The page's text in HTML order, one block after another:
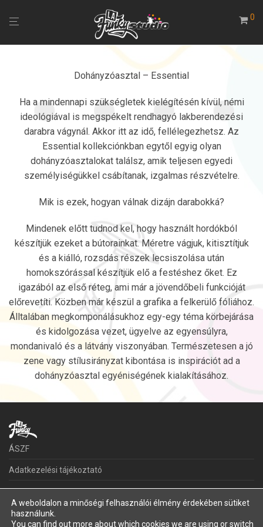
0
Dohányzóasztal – Essential
Ha a mindennapi szükségletek kielégítésén kívül, némi
ideológiával is megspékelt rendhagyó lakberendezési
darabra vágynál. Akkor itt az idő, fellélegezhetsz. Az
Essential kollekciónkban egytől egyig olyan
dohányzóasztalokat találsz, amik teljesen egyedi
személyiségükkel csábítanak, izgalmas részvételre.
Mik is ezek, hogyan válnak dizájn darabokká?
Mindenek előtt tudnod kel, hogy használt hordókból
készítjük ezeket a bútorainkat. Méretre vágjuk, kitisztítjuk
és a kiálló, rozsdás részek lecsiszolása után
homokszórással készítjük elő a festéshez őket. Ez
igazából az első réteg, ami már a jövendőbeli funkcióját
előrevetíti. Közben már készül a grafika a felkerülő fóliához.
Álltalában megkomponálásukhoz egy-egy téma körbejárása
és kidolgozása vezet, ügyelve az egyensúlyra,
mondanivaló és a látvány viszonyában. Természetesen a jó
zene vagy stílusirányzat kibontása is inspirációt ad a
dohányzóasztal egyéniségének kialakításához.
ÁSZF
Adatkezelési tájékoztató
Kapcsolat
© 2026LaFunky
A weboldalon a minőségi felhasználói élmény érdekében sütiket
használunk.
You can find out more about which cookies we are using or switch